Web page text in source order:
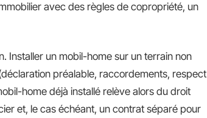
avec des règles de copropriété, un
Installer un mobil-home sur un terrain non
préalable, raccordements, respect
home déjà installé relève alors du droit
et, le cas échéant, un contrat séparé pour